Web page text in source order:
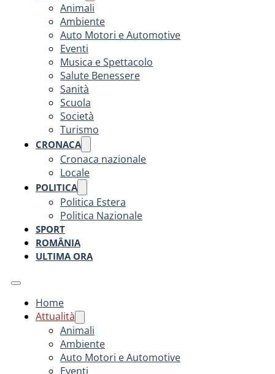
Animali
Ambiente
Auto Motori e Automotive
Eventi
Musica e Spettacolo
Salute Benessere
Sanità
Scuola
Società
Turismo
CRONACA
Cronaca nazionale
Locale
POLITICA
Politica Estera
Politica Nazionale
SPORT
ROMÂNIA
ULTIMA ORA
Home
Attualità
Animali
Ambiente
Auto Motori e Automotive
Eventi